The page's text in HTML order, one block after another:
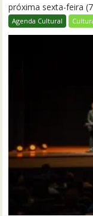
próxima sexta-feira
Agenda Cultural